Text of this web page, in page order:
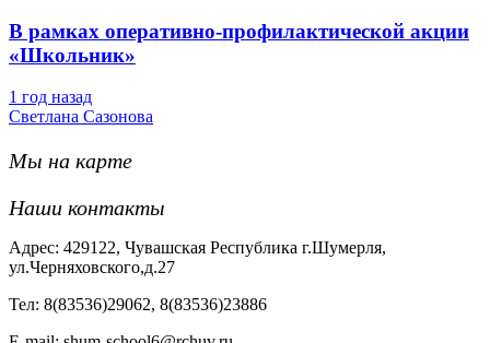
В рамках оперативно-профилактической акции
«Школьник»
1 год назад
Светлана Сазонова
Мы на карте
Наши контакты
Адрес: 429122, Чувашская Республика г.Шумерля,
ул.Черняховского,д.27
Тел: 8(83536)29062, 8(83536)23886